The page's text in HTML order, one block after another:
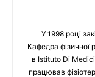
У 1998 році
Кафедра фізичної
в Istituto Di
працював